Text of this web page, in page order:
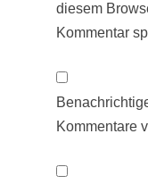
diesem
Kommentar
Kommentare